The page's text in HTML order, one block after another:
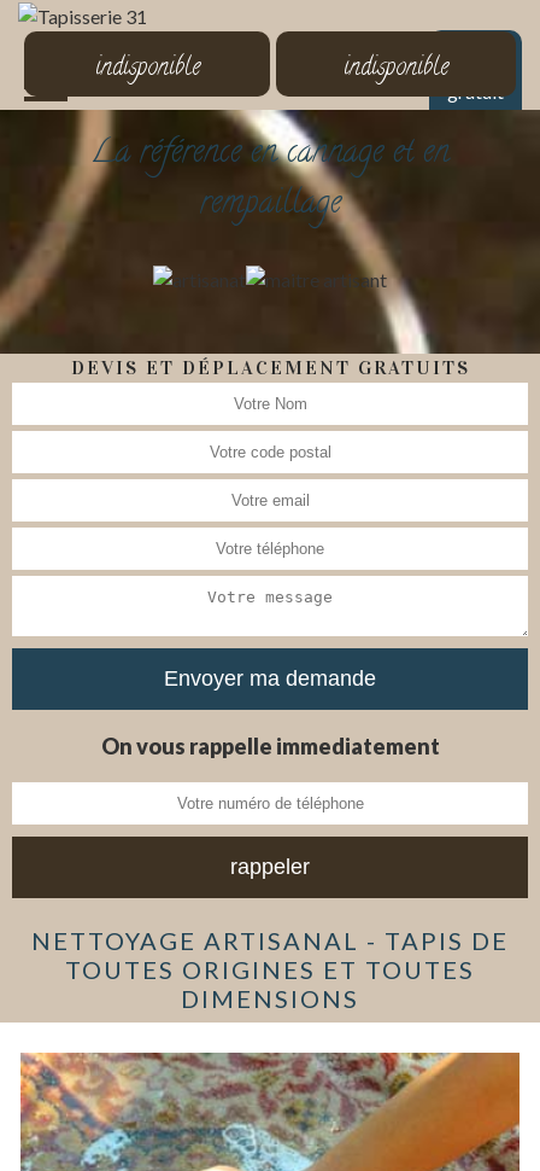
Devis
gratuit
indisponible indisponible
La référence en cannage et en
rempaillage
DEVIS ET DÉPLACEMENT GRATUITS
On vous rappelle immediatement
NETTOYAGE ARTISANAL - TAPIS DE
TOUTES ORIGINES ET TOUTES
DIMENSIONS